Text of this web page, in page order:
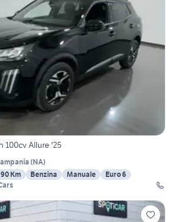
100cv Allure '25
(NA)
Km Benzina Manuale
Euro 6